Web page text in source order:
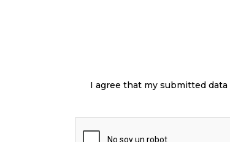
I agree that my submitted